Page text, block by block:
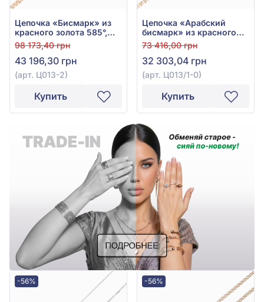
Цепочка «Бисмарк» из
красного золота 585°,
без вставки, арт. Ц013-2
98 173,40 грн
43 196,30 грн
(арт. Ц013-2)
Купить
Цепочка «Арабский
бисмарк» из красного
золота 585° без вставки,
арт. Ц013/1-0
73 416,00 грн
32 303,04 грн
(арт. Ц013/1-0)
Купить
-56% -56%